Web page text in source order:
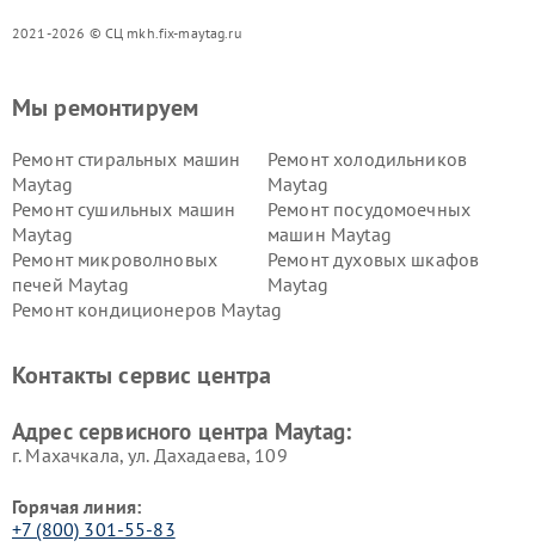
2021-2026 © СЦ mkh.fix-maytag.ru
Мы ремонтируем
Ремонт стиральных машин
Maytag
Ремонт холодильников
Maytag
Ремонт сушильных машин
Maytag
Ремонт посудомоечных
машин Maytag
Ремонт микроволновых
печей Maytag
Ремонт духовых шкафов
Maytag
Ремонт кондиционеров Maytag
Контакты сервис центра
Адрес сервисного центра Maytag:
г. Махачкала, ул. Дахадаева, 109
Горячая линия:
+7 (800) 301-55-83